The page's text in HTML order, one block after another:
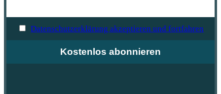
Datenschutzerklärung akzeptieren und fortfahren